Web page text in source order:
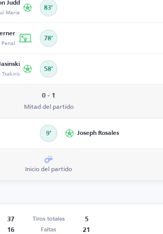
Judd
Marie 83’
Penal 78’
58’
0 - 1
Mitad del partido
9’ Joseph Rosales
Inicio del partido
37 Tiros totales
5
16
Faltas 21